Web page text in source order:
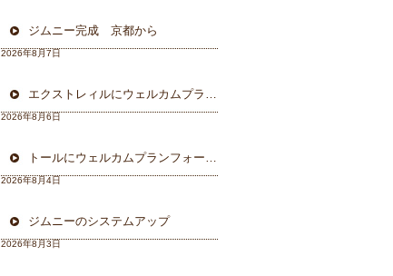
ジムニー完成 京都から
2026年8月7日
エクストレィルにウェルカムプラン フォーカル三重県から
2026年8月6日
トールにウェルカムプランフォーカルスピーカー＆ウーハー
2026年8月4日
ジムニーのシステムアップ
2026年8月3日